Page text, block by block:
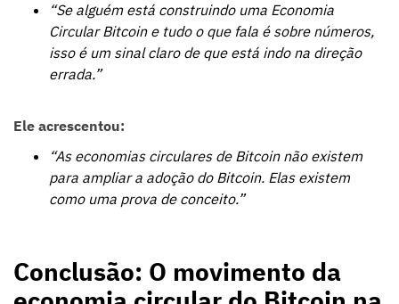
“Se alguém está construindo uma Economia
Circular Bitcoin e tudo o que fala é sobre números,
isso é um sinal claro de que está indo na direção
errada.”
Ele acrescentou:
“As economias circulares de Bitcoin não existem
para ampliar a adoção do Bitcoin. Elas existem
como uma prova de conceito.”
Conclusão: O movimento da